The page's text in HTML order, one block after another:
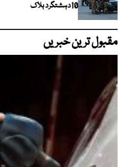
10دہشتگرد ہلاک
مقبول ترین خبریں